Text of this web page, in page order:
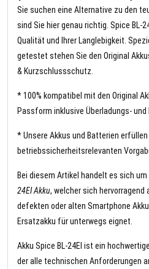
Sie suchen eine Alternative zu den
sind Sie hier genau richtig. Spice BL-
Qualität und Ihrer Langlebigkeit.
getestet stehen Sie den Original
& Kurzschlussschutz.
* 100% kompatibel mit den Original
Passform inklusive Überladungs-
* Unsere Akkus und Batterien erfüllen
betriebssicherheitsrelevanten
Bei diesem Artikel handelt es sich um
24EI Akku, welcher sich
defekten oder alten Smartphone
Ersatzakku für unterwegs eignet.
Akku Spice BL-24EI ist ein
der alle technischen Anforderungen